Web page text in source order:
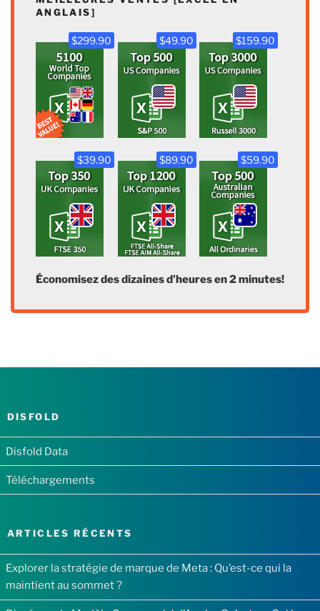
ANGLAIS]
$299.90 $49.90 $159.90
$39.90 $89.90 $59.90
Économisez des dizaines d’heures en 2 minutes!
DISFOLD
Disfold Data
Téléchargements
ARTICLES RÉCENTS
Explorer la stratégie de marque de Meta : Qu’est-ce qui la
maintient au sommet ?